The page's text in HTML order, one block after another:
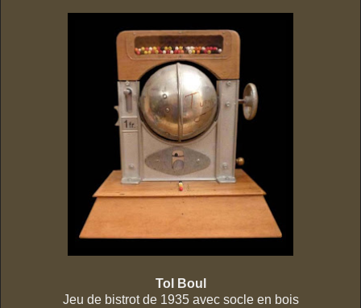
Tol Boul
Jeu de bistrot de 1935 avec socle en bois